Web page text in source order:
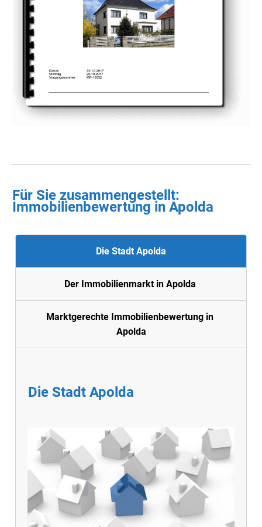
Für Sie zusammengestellt :
Immobilienbewertung in Apolda
Die Stadt Apolda
Der Immobilienmarkt in Apolda
Marktgerechte Immobilienbewertung in
Apolda
Die Stadt Apolda